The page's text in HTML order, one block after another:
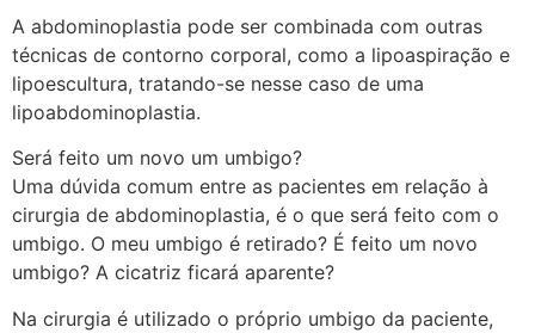
A abdominoplastia pode ser combinada com outras
técnicas de contorno corporal, como a lipoaspiração e
lipoescultura, tratando-se nesse caso de uma
lipoabdominoplastia.
Será feito um novo um umbigo?
Uma dúvida comum entre as pacientes em relação à
cirurgia de abdominoplastia, é o que será feito com o
umbigo. O meu umbigo é retirado? É feito um novo
umbigo? A cicatriz ficará aparente?
Na cirurgia é utilizado o próprio umbigo da paciente,